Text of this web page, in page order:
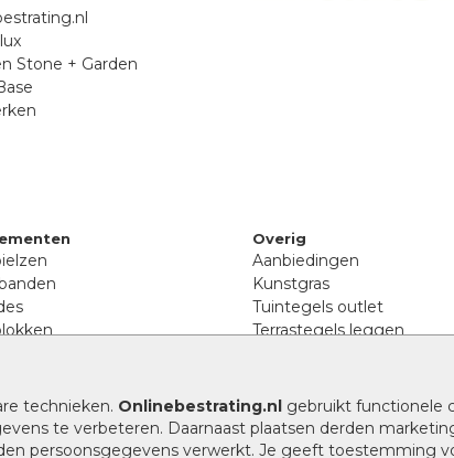
technieken. Onlinebestrating.nl gebruikt functionele
te verbeteren. Daarnaast plaatsen derden
persoonsgegevens verwerkt. Je geeft toestemming
Stone + Garden
en diversen
en betonelementen
en zand
Overig
Aanbiedingen
Kunstgras
Tuintegels outlet
Terrastegels leggen
Legpatronen betonstenen
Hoe betonstenen
Aanlegtips voor